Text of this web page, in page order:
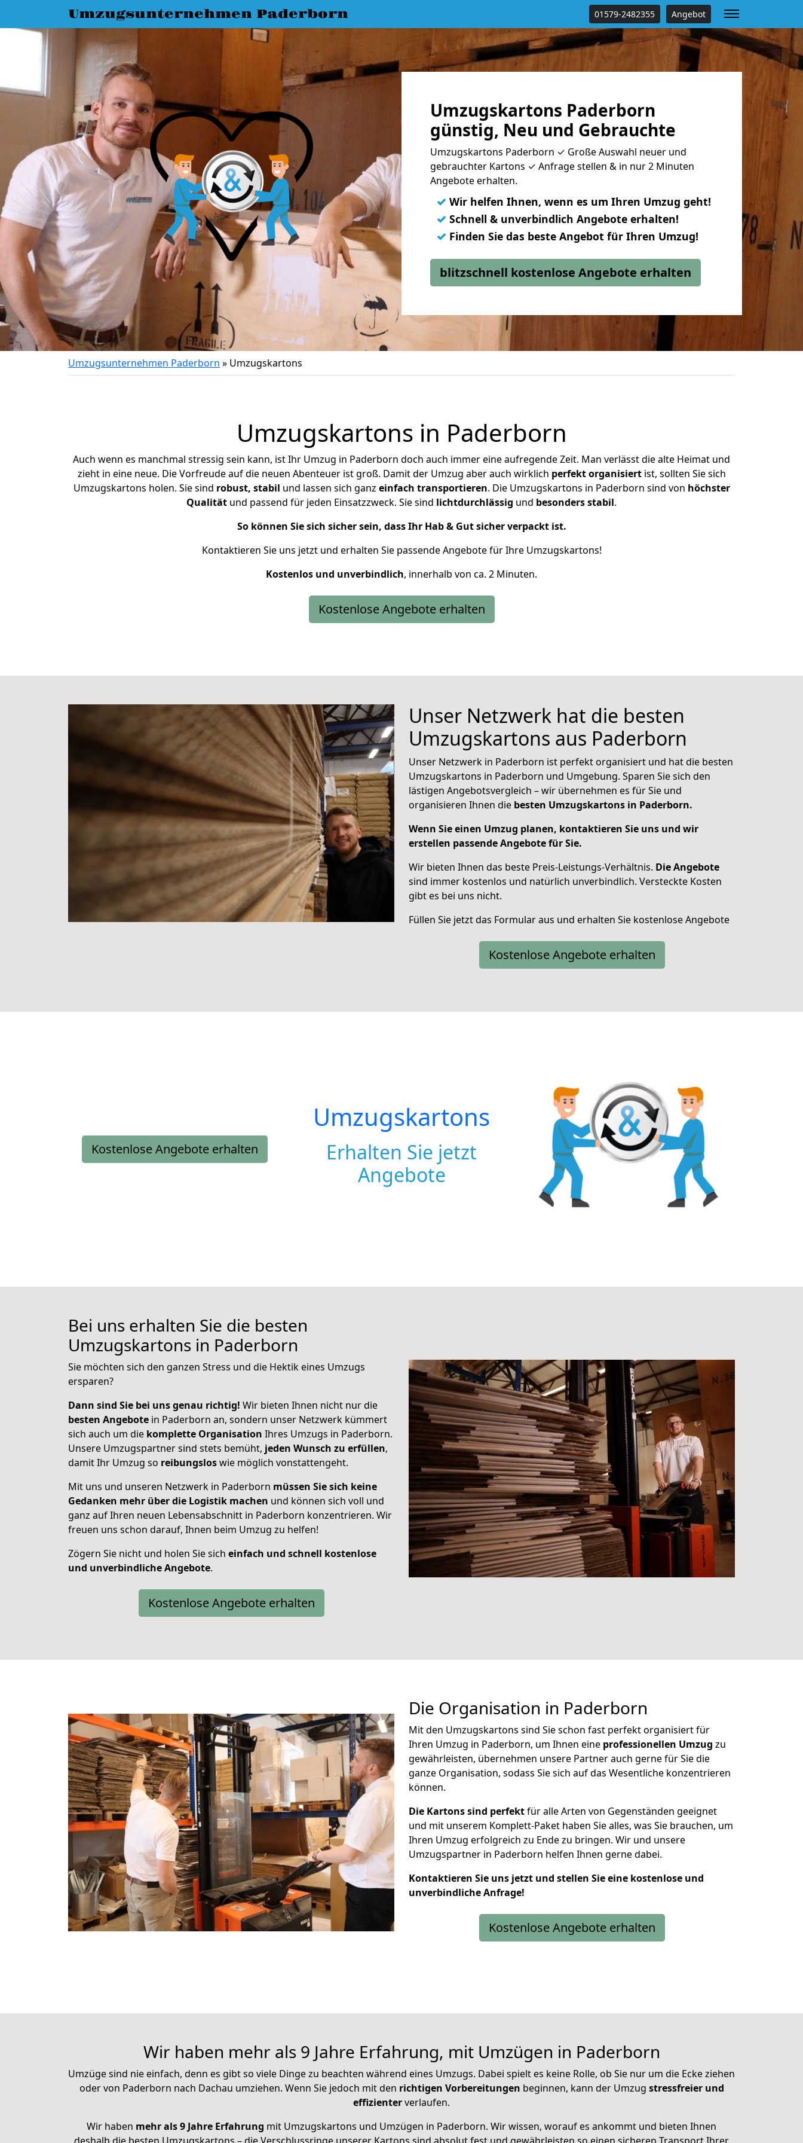
Umzugsunternehmen Paderborn 01579-2482355 Angebot
Umzugskartons Paderborn
günstig, Neu und Gebrauchte
Umzugskartons Paderborn ✓ Große Auswahl neuer und
gebrauchter Kartons ✓ Anfrage stellen & in nur 2 Minuten
Angebote erhalten.
✓ Wir helfen Ihnen, wenn es um Ihren Umzug geht!
✓ Schnell & unverbindlich Angebote erhalten!
✓ Finden Sie das beste Angebot für Ihren Umzug!
blitzschnell kostenlose Angebote erhalten
Umzugsunternehmen Paderborn » Umzugskartons
Umzugskartons in Paderborn
Auch wenn es manchmal stressig sein kann, ist Ihr Umzug in Paderborn doch auch immer eine aufregende Zeit. Man verlässt die alte Heimat und
zieht in eine neue. Die Vorfreude auf die neuen Abenteuer ist groß. Damit der Umzug aber auch wirklich perfekt organisiertist, sollten Sie sich
Umzugskartons holen. Sie sind robust, stabil und lassen sich ganz einfach transportieren. Die Umzugskartons in Paderborn sind von höchster
Qualität und passend für jeden Einsatzzweck. Sie sind lichtdurchlässig und besonders stabil.
So können Sie sich sicher sein, dass Ihr Hab & Gut sicher verpackt ist.
Kontaktieren Sie uns jetzt und erhalten Sie passende Angebote für Ihre Umzugskartons!
Kostenlos und unverbindlich, innerhalb von ca. 2 Minuten.
Kostenlose Angebote erhalten
Unser Netzwerk hat die besten
Umzugskartons aus Paderborn
Unser Netzwerk in Paderborn ist perfekt organisiert und hat die besten
Umzugskartons in Paderborn und Umgebung. Sparen Sie sich den
lästigen Angebotsvergleich – wir übernehmen es für Sie und
organisieren Ihnen die besten Umzugskartons in Paderborn.
Wenn Sie einen Umzug planen, kontaktieren Sie uns und wir
erstellen passende Angebote für Sie.
Wir bieten Ihnen das beste Preis-Leistungs-Verhältnis. Die Angebote
sind immer kostenlos und natürlich unverbindlich. Versteckte Kosten
gibt es bei uns nicht.
Füllen Sie jetzt das Formular aus und erhalten Sie kostenlose Angebote
Kostenlose Angebote erhalten
Kostenlose Angebote erhalten
Umzugskartons
Erhalten Sie jetzt
Angebote
Bei uns erhalten Sie die besten
Umzugskartons in Paderborn
Sie möchten sich den ganzen Stress und die Hektik eines Umzugs
ersparen?
Dann sind Sie bei uns genau richtig! Wir bieten Ihnen nicht nur die
besten Angebote in Paderborn an, sondern unser Netzwerk kümmert
sich auch um die komplette Organisation Ihres Umzugs in Paderborn.
Unsere Umzugspartner sind stets bemüht, jeden Wunsch zu erfüllen,
damit Ihr Umzug so reibungsloswie möglich vonstattengeht.
Mit uns und unseren Netzwerk in Paderborn müssen Sie sich keine
Gedanken mehr über die Logistik machen und können sich voll und
ganz auf Ihren neuen Lebensabschnitt in Paderborn konzentrieren. Wir
freuen uns schon darauf, Ihnen beim Umzug zu helfen!
Zögern Sie nicht und holen Sie sich einfach und schnell kostenlose
und unverbindliche Angebote.
Kostenlose Angebote erhalten
Die Organisation in Paderborn
Mit den Umzugskartons sind Sie schon fast perfekt organisiert für
Ihren Umzug in Paderborn, um Ihnen eine professionellen Umzug zu
gewährleisten, übernehmen unsere Partner auch gerne für Sie die
ganze Organisation, sodass Sie sich auf das Wesentliche konzentrieren
können.
Die Kartons sind perfektfür alle Arten von Gegenständen geeignet
und mit unserem Komplett-Paket haben Sie alles, was Sie brauchen, um
Ihren Umzug erfolgreich zu Ende zu bringen. Wir und unsere
Umzugspartner in Paderborn helfen Ihnen gerne dabei.
Kontaktieren Sie uns jetzt und stellen Sie eine kostenlose und
unverbindliche Anfrage!
Kostenlose Angebote erhalten
Wir haben mehr als 9 Jahre Erfahrung, mit Umzügen in Paderborn
Umzüge sind nie einfach, denn es gibt so viele Dinge zu beachten während eines Umzugs. Dabei spielt es keine Rolle, ob Sie nur um die Ecke ziehen
oder von Paderborn nach Dachau umziehen. Wenn Sie jedoch mit den richtigen Vorbereitungen beginnen, kann der Umzug stressfreier und
effizienterverlaufen.
Wir haben mehr als 9 Jahre Erfahrung mit Umzugskartons und Umzügen in Paderborn. Wir wissen, worauf es ankommt und bieten Ihnen